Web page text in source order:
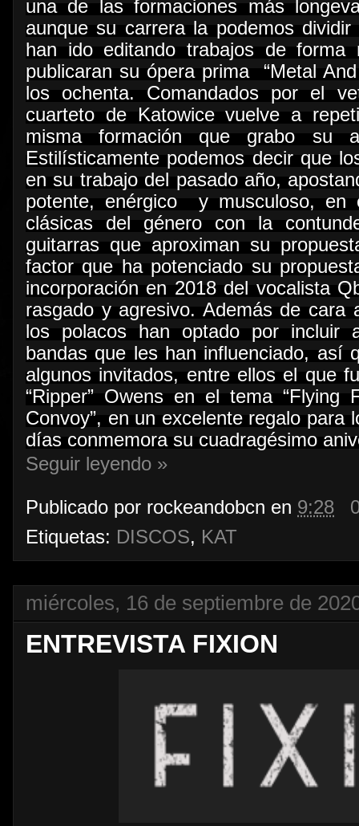
una de las formaciones más
aunque su carrera la podemos
han ido editando trabajos de
publicaran su ópera prima
“Metal
los ochenta. Comandados por el
cuarteto de Katowice vuelve a
misma formación que grabo su
Estilísticamente podemos decir que
en su trabajo del pasado año,
potente, enérgico
y musculoso, en
clásicas del género con la
guitarras que aproximan su
factor que ha potenciado su
incorporación en 2018 del vocalista
rasgado y agresivo. Además de cara
los polacos han optado por incluir
bandas que les han influenciado, así
algunos invitados, entre ellos el que
“Ripper” Owens en el tema “Flying
Convoy”, en un excelente regalo
días conmemora su cuadragésimo
Seguir leyendo »
Publicado por rockeandobcn en 9:28
Etiquetas: DISCOS, KAT
miércoles, 16 de septiembre de
ENTREVISTA FIXION